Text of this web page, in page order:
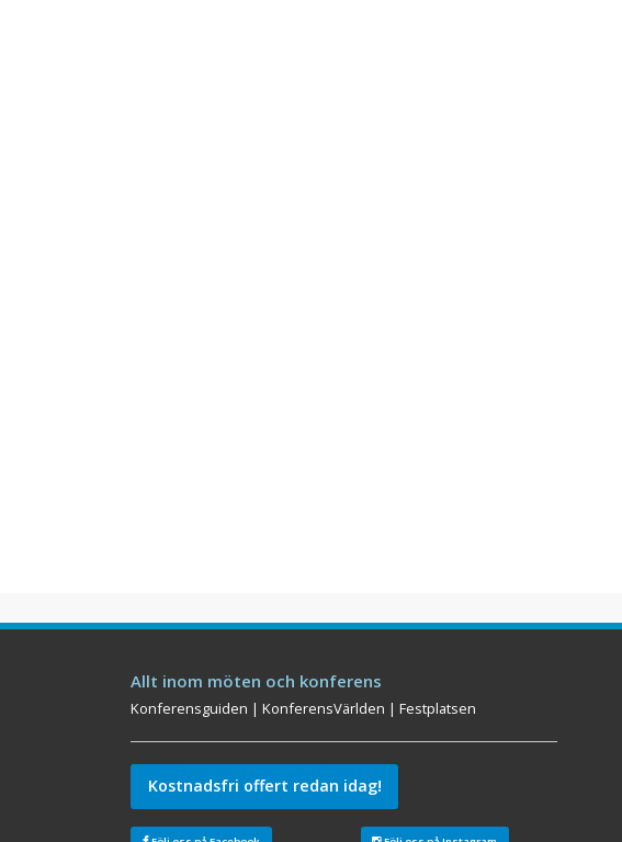
Allt inom möten och konferens
Konferensguiden |KonferensVärlden |Festplatsen
Kostnadsfri offert redan idag!